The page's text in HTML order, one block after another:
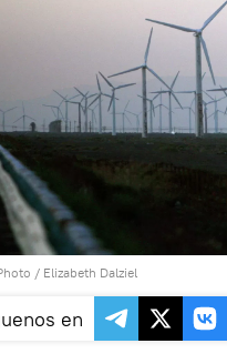
/ Elizabeth Dalziel
en